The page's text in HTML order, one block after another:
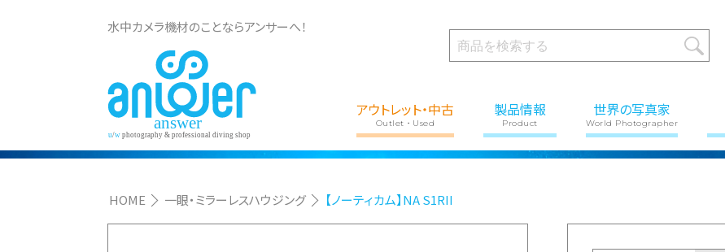
水中カメラ機材のことならアンサーへ！
アウトレット・中古
Outlet・Used
製品情報
Product
世界の写真家
World Photographer
HOME 一眼・ミラーレスハウジング 【ノーティカム】NA S1RII